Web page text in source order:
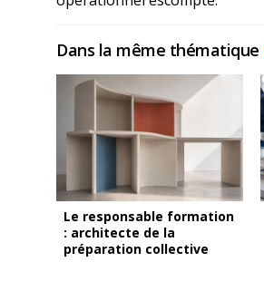
Dans la même thématique
Le responsable formation
: architecte de la
préparation collective